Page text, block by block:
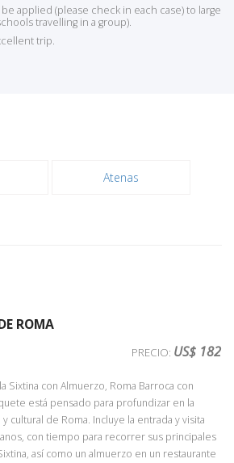
applied (please check in each case) to large
travelling in a group).
trip.
Atenas
ROMA
PRECIO: US$ 182
Sixtina con Almuerzo, Roma Barroca con
está pensado para profundizar en la
cultural de Roma. Incluye la entrada y visita
con tiempo para recorrer sus principales
así como un almuerzo en un restaurante